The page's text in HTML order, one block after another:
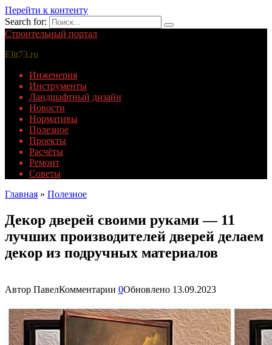
Перейти к контенту
Search for:
Строительный портал
Elit73.ru
Инженерия
Инструменты
Ландшафтный дизайн
Новости
Нормативы
Полезное
Проекты
Расчёты
Ремонт
Советы
Главная » Полезное
Декор дверей своими руками — 11
лучших производителей дверей делаем
декор из подручных материалов
Автор ПавелКомментарии 0Обновлено 13.09.2023